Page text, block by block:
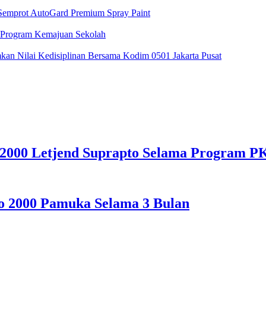
AutoGard Premium Spray Paint
Kemajuan Sekolah
Nilai Kedisiplinan Bersama Kodim 0501 Jakarta Pusat
Letjend Suprapto Selama Program
Pamuka Selama 3 Bulan